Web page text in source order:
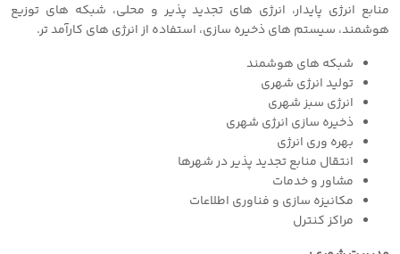
منابع انرژی پایدار، انرژی های تجدید پذیر و محلی، شبکه های توزیع
هوشمند، سیستم های ذخیره سازی، استفاده از انرژی های کارآمد تر.
شبکه های هوشمند
تولید انرژی شهری
انرژی سبز شهری
ذخیره سازی انرژی شهری
بهره وری انرژی
انتقال منابع تجدید پذیر در شهرها
مشاور و خدمات
مکانیزه سازی و فناوری اطلاعات
مراکز کنترل